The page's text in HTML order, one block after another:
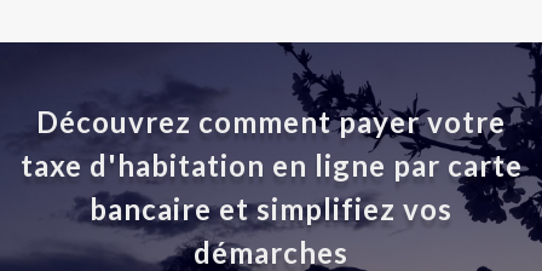
Découvrez comment payer votre
taxe d'habitation en ligne par carte
bancaire et simplifiez vos
démarches